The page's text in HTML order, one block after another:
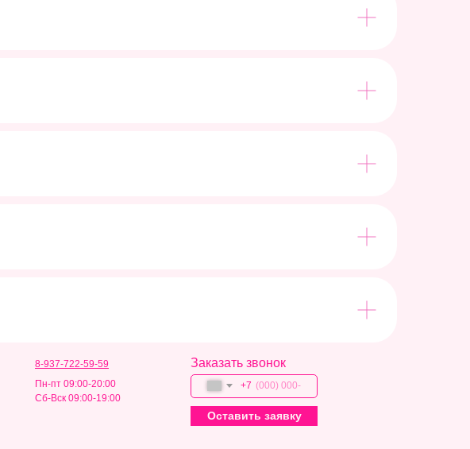
8-937-722-59-59
Пн-пт 09:00-20:00
Сб-Вск 09:00-19:00
Заказать звонок
+7
Оставить заявку